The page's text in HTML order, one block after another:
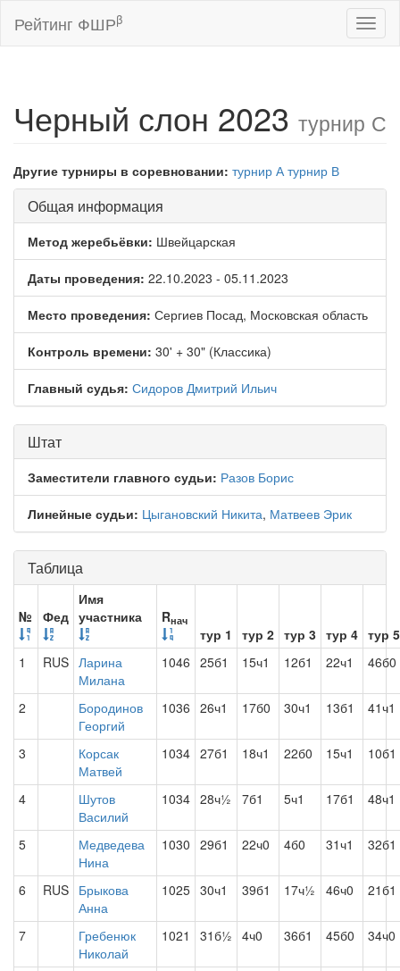
Рейтинг ФШРβ
Черный слон 2023 турнир С
Другие турниры в соревновании: турнир А турнир В
Общая информация
Метод жеребьёвки: Швейцарская
Даты проведения: 22.10.2023 - 05.11.2023
Место проведения: Сергиев Посад, Московская область
Контроль времени: 30' + 30" (Классика)
Главный судья: Сидоров Дмитрий Ильич
Штат
Заместители главного судьи: Разов Борис
Линейные судьи: Цыгановский Никита, Матвеев Эрик
Таблица
№ Фед
Имя
участника
Rнач
тур 1 тур 2 тур 3 тур 4 тур 5
1
RUS Ларина
Милана
1046 25б1 15ч1 12б1 22ч1 46б0
2
Бородинов
Георгий
1036 26ч1 17б0 30ч1 13б1 41ч1
3
Корсак
Матвей
1034 27б1 18ч1 22б0 15ч1 10б1
4
Шутов
Василий
1034 28ч½ 7б1 5ч1 17б1 48ч1
5
Медведева
Нина
1030 29б1 22ч0 4б0 31ч1 32б1
6 RUS Брыкова
Анна
1025 30ч1 39б1 17ч½ 46ч0 21б1
7
Гребенюк
Николай
1021 31б½ 4ч0 36б1 45б0 34ч0